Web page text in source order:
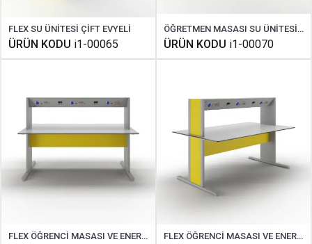
FLEX SU ÜNİTESİ ÇİFT EVYELİ
ÜRÜN KODU i1-00065
ÖĞRETMEN MASASI SU ÜNİTESİZ ANA KUMANDA PANELLİ
ÜRÜN KODU i1-00070
FLEX ÖĞRENCİ MASASI VE ENERJİ ÜNİTESİ 120 FLEX ÖĞRENCİ MASASI VE ENERJİ ÜNİTESİ 180